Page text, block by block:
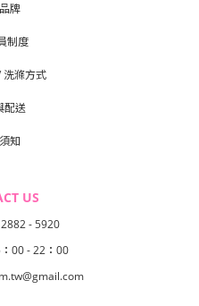
牌
制度
洗滌方式
配送
知
US
- 5920
00 - 22：00